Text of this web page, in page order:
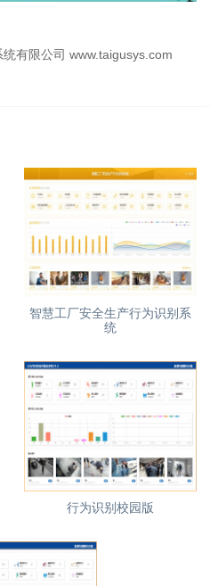
有限公司 www.taigusys.com
智慧工厂安全生产行为识别系
统
行为识别校园版